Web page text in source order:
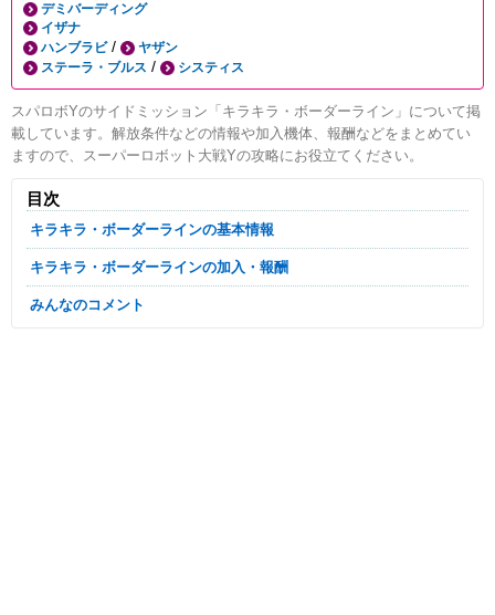
デミバーディング
イザナ
ハンブラビ/
ヤザン
ステーラ・ブルス / システィス
スパロボYのサイドミッション「キラキラ・ボーダーライン」について掲
載しています。解放条件などの情報や加入機体、報酬などをまとめてい
ますので、スーパーロボット大戦Yの攻略にお役立てください。
目次
キラキラ・ボーダーラインの基本情報
キラキラ・ボーダーラインの加入・報酬
みんなのコメント